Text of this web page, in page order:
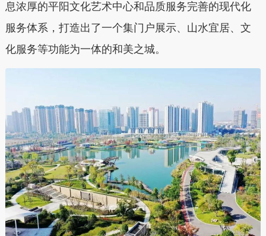
息浓厚的平阳文化艺术中心和品质服务完善的现代化
服务体系，打造出了一个集门户展示、山水宜居、文
化服务等功能为一体的和美之城。